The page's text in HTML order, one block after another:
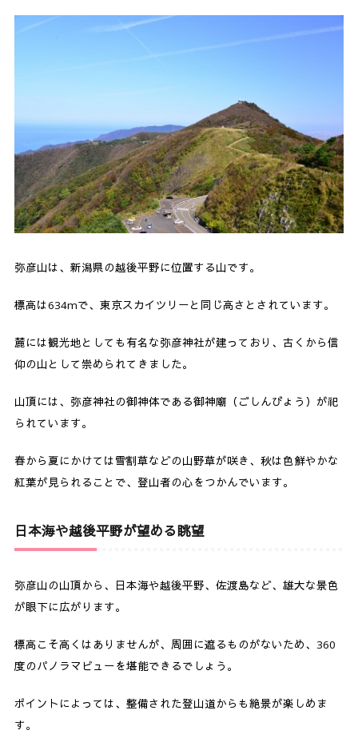
弥彦山の登山時期（適期）
3-2. おまけ：妻戸山へ行ってみた
4. 弥彦山登山口の基本情報・アクセス
4-1. 電車の場合
5-3.
6. まとめ
弥彦山は、新潟県の越後平野に位置する山です。
標高は634mで、東京スカイツリーと同じ高さとされています。
麓には観光地としても有名な弥彦神社が建っており、古くから信
仰の山として崇められてきました。
山頂には、弥彦神社の御神体である御神廟（ごしんびょう）が祀
られています。
春から夏にかけては雪割草などの山野草が咲き、秋は色鮮やかな
紅葉が見られることで、登山者の心をつかんでいます。
日本海や越後平野が望める眺望
弥彦山の山頂から、日本海や越後平野、佐渡島など、雄大な景色
が眼下に広がります。
標高こそ高くはありませんが、周囲に遮るものがないため、360
度のパノラマビューを堪能できるでしょう。
ポイントによっては、整備された登山道からも絶景が楽しめま
す。